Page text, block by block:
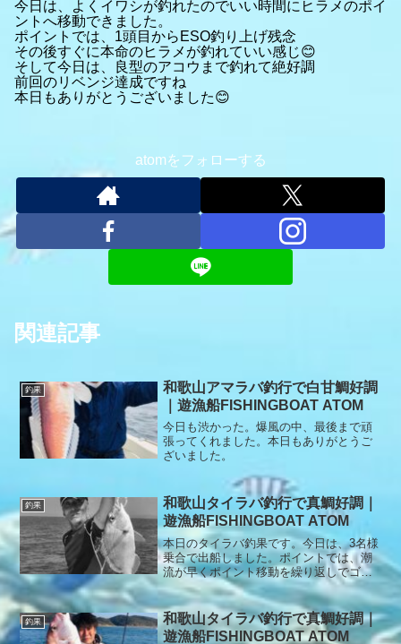
今日は、よくイワシが釣れたのでいい時間にヒラメのポイ
ントへ移動できました。
ポイントでは、1頭目からESO釣り上げ残念
その後すぐに本命のヒラメが釣れていい感じ😊
そして今日は、良型のアコウまで釣れて絶好調
前回のリベンジ達成ですね
本日もありがとうございました😊
atomをフォローする
関連記事
釣果
和歌山アマラバ釣行で白甘鯛好調
｜遊漁船FISHINGBOAT ATOM
今日も渋かった。爆風の中、最後まで頑
張ってくれました。本日もありがとうご
ざいました。
釣果
和歌山タイラバ釣行で真鯛好調｜
遊漁船FISHINGBOAT ATOM
本日のタイラバ釣果です。今日は、3名様
乗合で出船しました。ポイントでは、潮
流が早くポイント移動を繰り返しでゴー
ルデンタイムを無駄にしました。その後
もアタリ少なく移動を繰り返してイルカ
に遭遇してチャンスを逃したようです。
最後まで諦めずに巻いて頂きましたが結
釣果
和歌山タイラバ釣行で真鯛好調｜
遊漁船FISHINGBOAT ATOM